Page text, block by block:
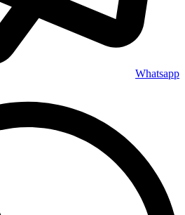
Whatsapp